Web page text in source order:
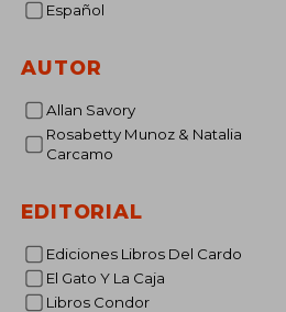
Español
AUTOR
Allan Savory
Rosabetty Munoz & Natalia
Carcamo
EDITORIAL
Ediciones Libros Del Cardo
El Gato Y La Caja
Libros Condor